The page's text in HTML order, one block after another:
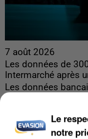
7 août 2026
Les données de
Intermarché après
Les données
Le
notre